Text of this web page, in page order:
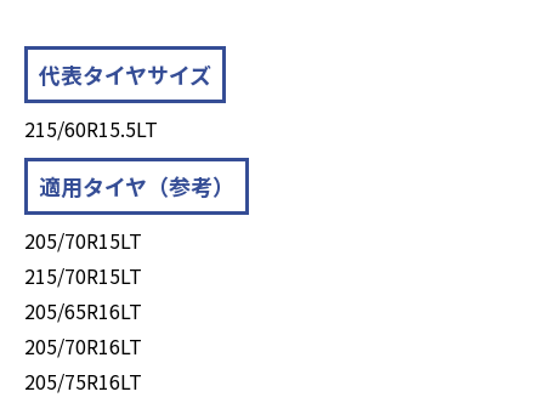
代表タイヤサイズ
215/60R15.5LT
適用タイヤ（参考）
205/70R15LT
215/70R15LT
205/65R16LT
205/70R16LT
205/75R16LT